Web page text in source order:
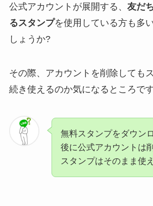
公式アカウントが展開する、 友だ
るスタンプを使用している方も多
しょうか?
その際、アカウントを削除しても
続き使えるのか気になるところです
無料スタンプをダウン
後に公式アカウントは
スタンプはそのまま使